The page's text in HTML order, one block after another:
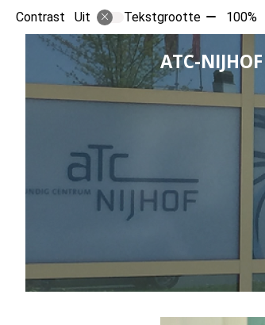
Contrast Uit Tekstgrootte Tekst
verkleinen
10%
100%
ATC-NIJHOF